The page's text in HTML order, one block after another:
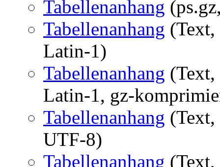
Tabellenanhang
Tabellenanhang (Text,
Latin-1)
Tabellenanhang (Text,
Latin-1, gz-
Tabellenanhang (Text,
UTF-8)
Tabellenanhang (Text,